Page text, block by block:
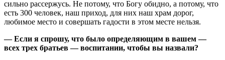
сильно рассержусь. Не потому, что Богу обидно, а потому, что
есть 300 человек, наш приход, для них наш храм дорог,
любимое место и совершать гадости в этом месте нельзя.
— Если я спрошу, что было определяющим в вашем —
всех трех братьев — воспитании, чтобы вы назвали?